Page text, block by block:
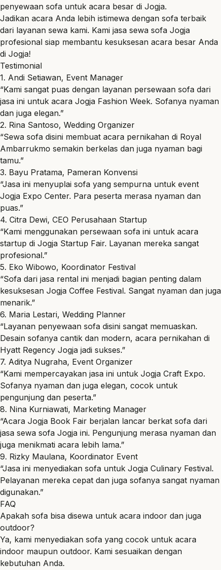
penyewaan sofa untuk acara besar di Jogja.
Jadikan acara Anda lebih istimewa dengan sofa terbaik
dari layanan sewa kami. Kami jasa sewa sofa Jogja
profesional siap membantu kesuksesan acara besar Anda
di Jogja!
Testimonial
1. Andi Setiawan, Event Manager
“Kami sangat puas dengan layanan persewaan sofa dari
jasa ini untuk acara Jogja Fashion Week. Sofanya nyaman
dan juga elegan.”
2. Rina Santoso, Wedding Organizer
“Sewa sofa disini membuat acara pernikahan di Royal
Ambarrukmo semakin berkelas dan juga nyaman bagi
tamu.”
3. Bayu Pratama, Pameran Konvensi
“Jasa ini menyuplai sofa yang sempurna untuk event
Jogja Expo Center. Para peserta merasa nyaman dan
puas.”
4. Citra Dewi, CEO Perusahaan Startup
“Kami menggunakan persewaan sofa ini untuk acara
startup di Jogja Startup Fair. Layanan mereka sangat
profesional.”
5. Eko Wibowo, Koordinator Festival
“Sofa dari jasa rental ini menjadi bagian penting dalam
kesuksesan Jogja Coffee Festival. Sangat nyaman dan juga
menarik.”
6. Maria Lestari, Wedding Planner
“Layanan penyewaan sofa disini sangat memuaskan.
Desain sofanya cantik dan modern, acara pernikahan di
Hyatt Regency Jogja jadi sukses.”
7. Aditya Nugraha, Event Organizer
“Kami mempercayakan jasa ini untuk Jogja Craft Expo.
Sofanya nyaman dan juga elegan, cocok untuk
pengunjung dan peserta.”
8. Nina Kurniawati, Marketing Manager
“Acara Jogja Book Fair berjalan lancar berkat sofa dari
jasa sewa sofa Jogja ini. Pengunjung merasa nyaman dan
juga menikmati acara lebih lama.”
9. Rizky Maulana, Koordinator Event
“Jasa ini menyediakan sofa untuk Jogja Culinary Festival.
Pelayanan mereka cepat dan juga sofanya sangat nyaman
digunakan.”
FAQ
Apakah sofa bisa disewa untuk acara indoor dan juga
outdoor?
Ya, kami menyediakan sofa yang cocok untuk acara
indoor maupun outdoor. Kami sesuaikan dengan
kebutuhan Anda.